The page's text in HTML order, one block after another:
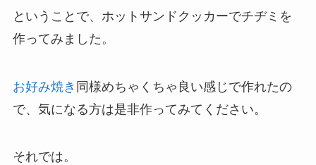
ということで、ホットサンドクッカーでチヂミを
作ってみました。
お好み焼き 同様めちゃくちゃ良い感じで作れたの
で、気になる方は是非作ってみてください。
それでは。